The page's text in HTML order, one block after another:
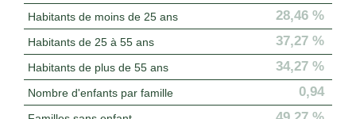
Habitants de moins de 25 ans 28,46 %
Habitants de 25 à 55 ans 37,27 %
Habitants de plus de 55 ans 34,27 %
Nombre d'enfants par famille 0,94